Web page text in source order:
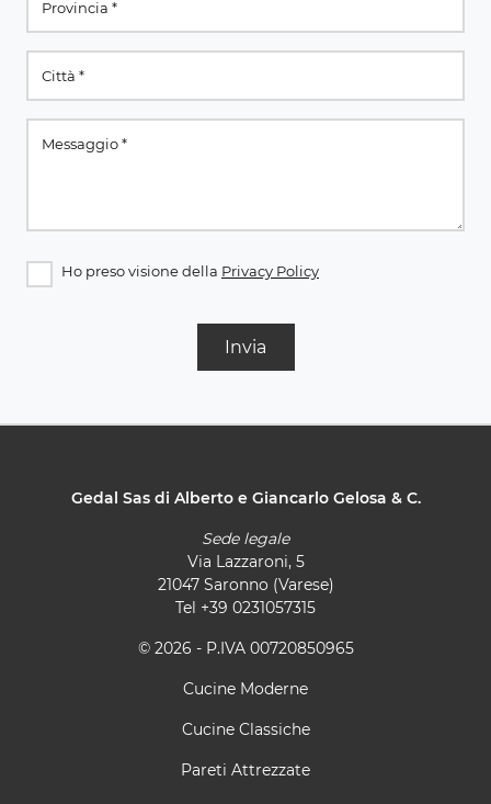
Ho preso visione della Privacy Policy
Invia
Gedal Sas di Alberto e Giancarlo Gelosa & C.
Sede legale
Via Lazzaroni, 5
21047 Saronno (Varese)
Tel +39 0231057315
© 2026 - P.IVA 00720850965
Cucine Moderne
Cucine Classiche
Pareti Attrezzate